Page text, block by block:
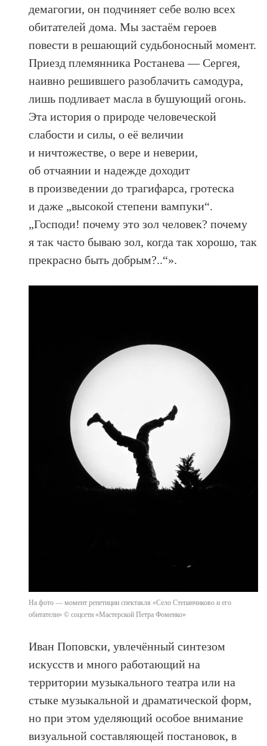
демагогии, он подчиняет себе волю всех
обитателей дома. Мы застаём героев
повести в решающий судьбоносный момент.
Приезд племянника Ростанева — Сергея,
наивно решившего разоблачить самодура,
лишь подливает масла в бушующий огонь.
Эта история о природе человеческой
слабости и силы, о её величии
и ничтожестве, о вере и неверии,
об отчаянии и надежде доходит
в произведении до трагифарса, гротеска
и даже „высокой степени вампуки“.
„Господи! почему это зол человек? почему
я так часто бываю зол, когда так хорошо, так
прекрасно быть добрым?..“».
На фото — момент репетиции спектакля «Село Степанчиково и его
обитатели» © соцсети «Мастерской Петра Фоменко»
Иван Поповски, увлечённый синтезом
искусств и много работающий на
территории музыкального театра или на
стыке музыкальной и драматической форм,
но при этом уделяющий особое внимание
визуальной составляющей постановок, в